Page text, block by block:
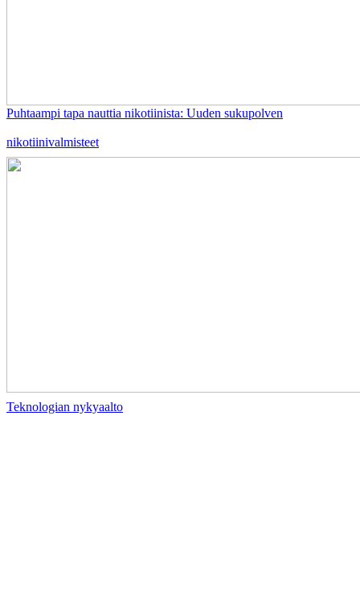
Puhtaampi tapa nauttia nikotiinista: Uuden sukupolven
nikotiinivalmisteet
Teknologian nykyaalto